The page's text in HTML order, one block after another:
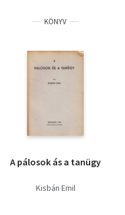
KÖNYV
A pálosok ás a tanügy
Kisbán Emil